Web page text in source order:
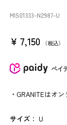
MIS01333-N2987-U
¥ 7,150 税込
ペイ
・GRANITEはオ
サイズ ： U